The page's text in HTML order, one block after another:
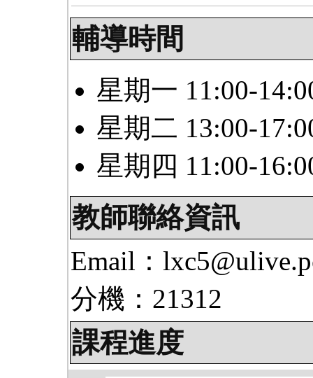
輔導時間
星期一 11:00-
星期二 13:00-
星期四 11:00-
教師聯絡資訊
Email：
分機：21312
課程進度